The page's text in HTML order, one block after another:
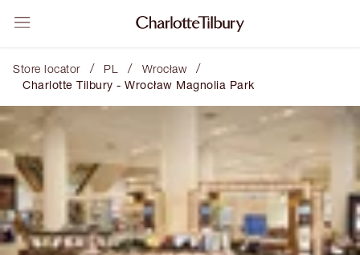
Store locator / PL / Wrocław /
Charlotte Tilbury - Wrocław Magnolia Park